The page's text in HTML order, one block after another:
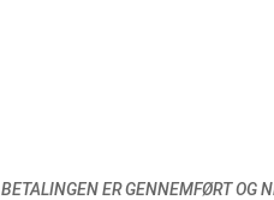
ER GENNEMFØRT OG